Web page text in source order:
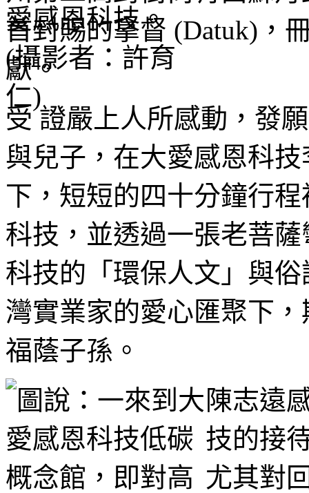
首封賜的拿督 (Datuk)，
獻。
受 證嚴上人所感動，發
與兒子，在大愛感恩科
下，短短的四十分鐘行
科技，並透過一張老菩
科技的「環保人文」與
灣實業家的愛心匯聚下
福蔭子孫。
陳志遠
技的接
尤其對